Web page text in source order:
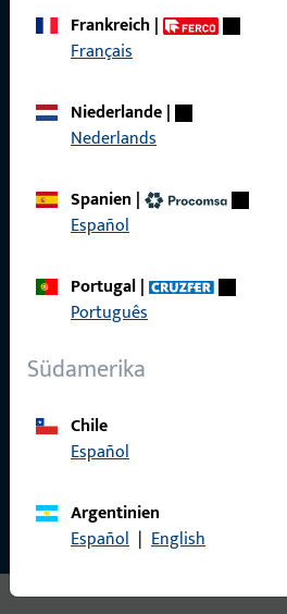
Frankreich|
Français
Niederlande|
Nederlands
Spanien |
Español
Portugal|
Português
Südamerika
Chile
Español
Argentinien
Español | English
Indu­s­triestr. 12
3422 Rüdt­ligen